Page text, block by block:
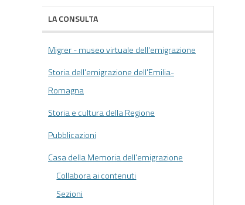
LA CONSULTA
Migrer - museo virtuale dell'emigrazione
Storia dell'emigrazione dell'Emilia-
Romagna
Storia e cultura della Regione
Pubblicazioni
Casa della Memoria dell'emigrazione
Collabora ai contenuti
Sezioni